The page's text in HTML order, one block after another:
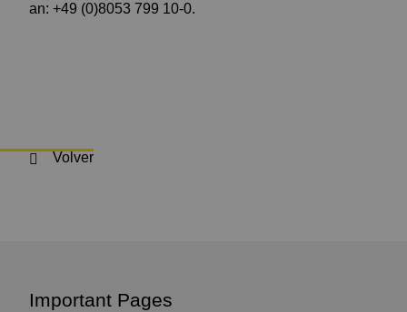
an: +49 (0)8053 799 10-0.
Volver
Important Pages